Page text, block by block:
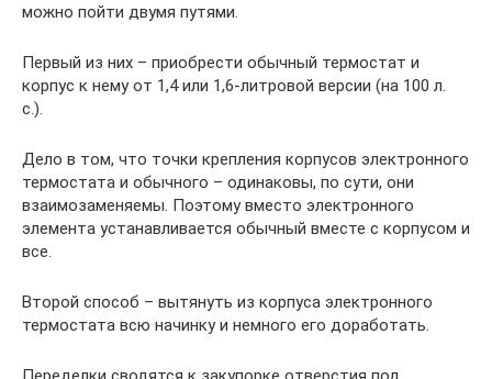
можно пойти двумя путями.
Первый из них – приобрести обычный термостат и
корпус к нему от 1,4 или 1,6-литровой версии (на 100 л.
с.).
Дело в том, что точки крепления корпусов электронного
термостата и обычного – одинаковы, по сути, они
взаимозаменяемы. Поэтому вместо электронного
элемента устанавливается обычный вместе с корпусом и
все.
Второй способ – вытянуть из корпуса электронного
термостата всю начинку и немного его доработать.